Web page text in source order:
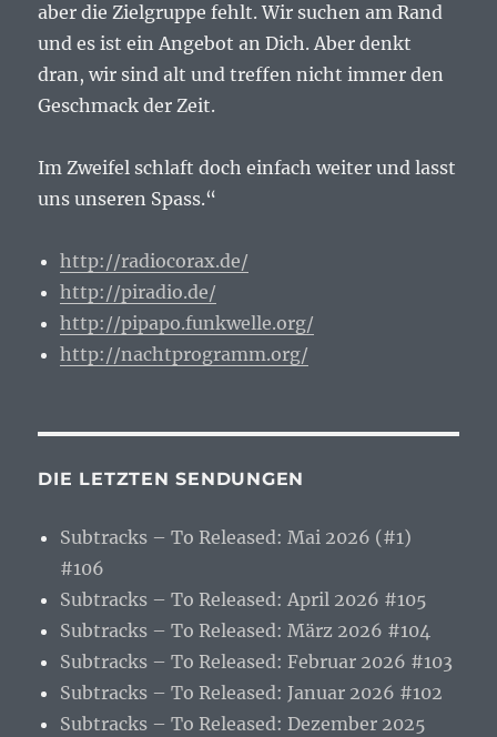
aber die Zielgruppe fehlt. Wir suchen am Rand
und es ist ein Angebot an Dich. Aber denkt
dran, wir sind alt und treffen nicht immer den
Geschmack der Zeit.
Im Zweifel schlaft doch einfach weiter und lasst
uns unseren Spass.“
http://radiocorax.de/
http://piradio.de/
http://pipapo.funkwelle.org/
http://nachtprogramm.org/
DIE LETZTEN SENDUNGEN
Subtracks – To Released: Mai 2026 (#1)
#106
Subtracks – To Released: April 2026 #105
Subtracks – To Released: März 2026 #104
Subtracks – To Released: Februar 2026 #103
Subtracks – To Released: Januar 2026 #102
Subtracks – To Released: Dezember 2025